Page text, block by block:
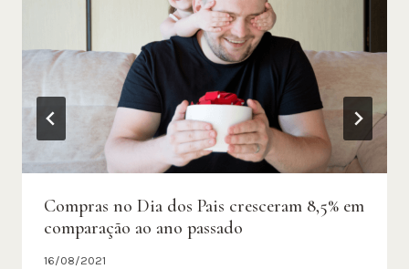
Compras no Dia dos Pais cresceram 8,5% em
comparação ao ano passado
16/08/2021